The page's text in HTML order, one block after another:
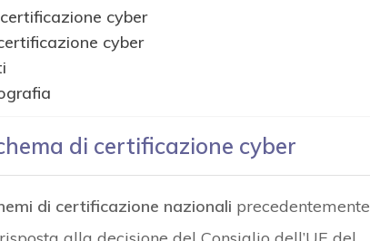
cyber
cyber
di certificazione cyber
di certificazione nazionali precedentemente